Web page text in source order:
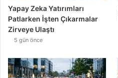
Yapay Zeka Yatırımları
Patlarken İşten Çıkarmalar
Zirveye Ulaştı
5 gün önce